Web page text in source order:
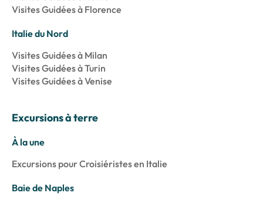
Visites Guidées à Florence
Italie du Nord
Visites Guidées à Milan
Visites Guidées à Turin
Visites Guidées à Venise
Excursions à terre
À la une
Excursions pour Croisiéristes en Italie
Baie de Naples